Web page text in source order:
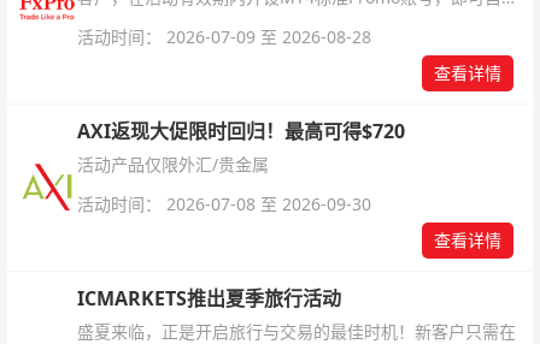
活动时间： 2026-07-09 至 2026-08-28
查看详情
AXI返现大促限时回归！最高可得$720
活动产品仅限外汇/贵金属
活动时间： 2026-07-08 至 2026-09-30
查看详情
ICMARKETS推出夏季旅行活动
盛夏来临，正是开启旅行与交易的最佳时机！新客户只需在